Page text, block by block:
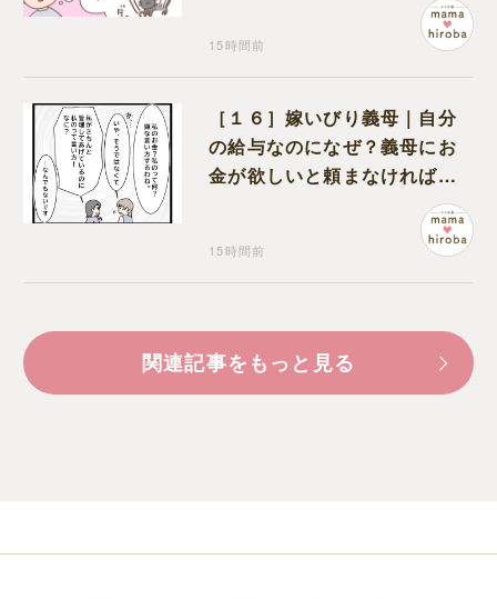
15時間前
［１６］嫁いびり義母｜自分
の給与なのになぜ？義母にお
金が欲しいと頼まなければな
15時間前
関連記事をもっと見る